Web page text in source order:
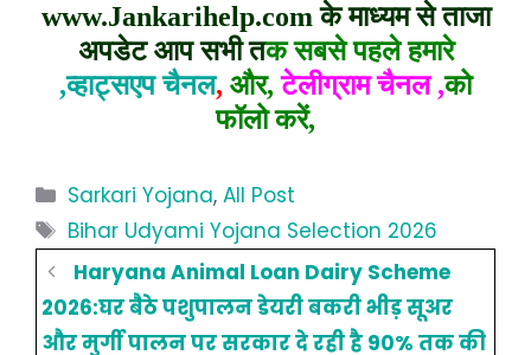
www.Jankarihelp.comके माध्यम से ताजा
अपडेट आप सभी तक सबसे पहले हमारे
,व्हाट्सएप चैनल, और, टेलीग्राम चैनल ,को
फॉलो करें,
Categories
Sarkari Yojana,All Post
Tags
Bihar Udyami Yojana Selection 2026
Haryana Animal Loan Dairy Scheme
2026:घर बैठे पशुपालन डेयरी बकरी भीड़ सूअर
और मुर्गी पालन पर सरकार दे रही है 90% तक की